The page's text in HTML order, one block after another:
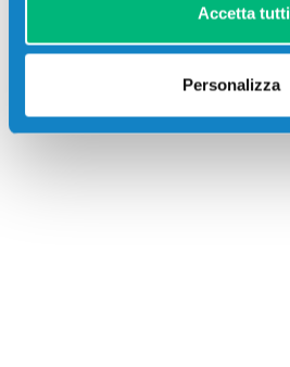
Accetta tutti
Personalizza